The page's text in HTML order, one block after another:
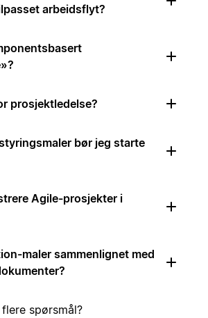
arbeidsflyt?
prosjektledelse?
bør jeg starte
Agile-prosjekter i
maler sammenlignet med
spørsmål?